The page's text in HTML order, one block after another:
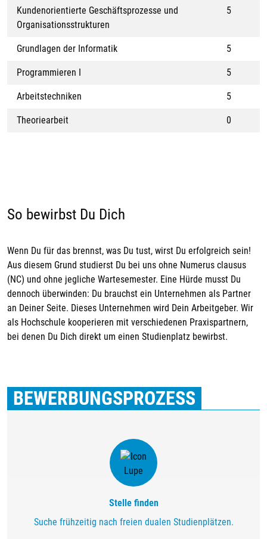
Kundenorientierte Geschäftsprozesse und
Organisationsstrukturen
5
Grundlagen der Informatik 5
Programmieren I 5
Arbeitstechniken 5
Theoriearbeit 0
So bewirbst Du Dich
Wenn Du für das brennst, was Du tust, wirst Du erfolgreich sein!
Aus diesem Grund studierst Du bei uns ohne Numerus clausus
(NC) und ohne jegliche Wartesemester. Eine Hürde musst Du
dennoch überwinden: Du brauchst ein Unternehmen als Partner
an Deiner Seite. Dieses Unternehmen wird Dein Arbeitgeber. Wir
als Hochschule kooperieren mit verschiedenen Praxispartnern,
bei denen Du Dich direkt um einen Studienplatz bewirbst.
BEWERBUNGSPROZESS
Stelle finden
Suche frühzeitig nach freien dualen Studienplätzen.